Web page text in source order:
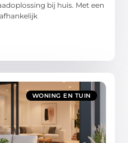
bij huis. Met een
WONING EN TUIN